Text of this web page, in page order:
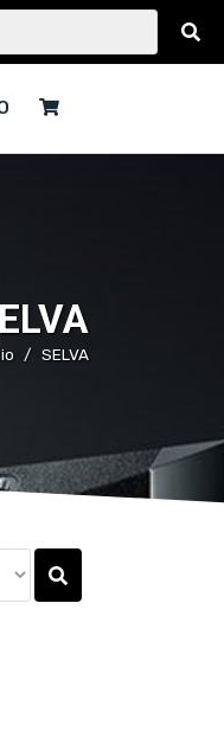
SELVA